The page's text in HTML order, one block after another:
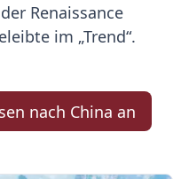
Renaissance
im „Trend“.
nach China an